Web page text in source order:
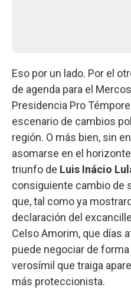
Eso por un lado. Por el
de agenda para el
Presidencia Pro
escenario de cambios
región. O más bien, sin
asomarse en el
triunfo de Luis Inácio
consiguiente cambio de
que, tal como ya
declaración del
Celso Amorim, que días
puede negociar de
verosímil que traiga
más proteccionista.